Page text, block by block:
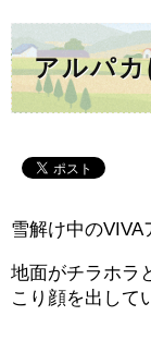
アルパ
雪解け中のVIVA
地面がチラホラ
こり顔を出して